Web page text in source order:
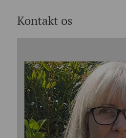
Kontakt os